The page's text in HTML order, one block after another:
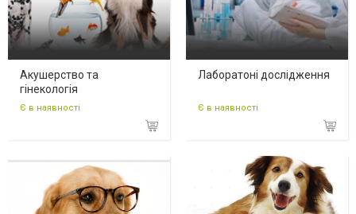
Акушерство та
гінекологія
Є в наявності
Лаборатоні дослідження
Є в наявності